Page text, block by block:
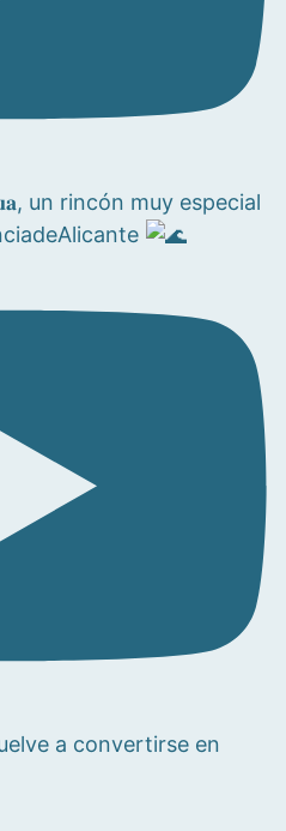
un rincón muy especial
a convertirse en